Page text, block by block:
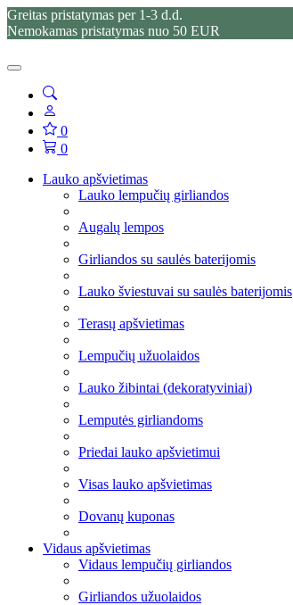
Greitas pristatymas per 1-3 d.d.
Nemokamas pristatymas nuo 50 EUR
0
0
Lauko apšvietimas
Lauko lempučių girliandos
Augalų lempos
Girliandos su saulės baterijomis
Lauko šviestuvai su saulės baterijomis
Terasų apšvietimas
Lempučių užuolaidos
Lauko žibintai (dekoratyviniai)
Lemputės girliandoms
Priedai lauko apšvietimui
Visas lauko apšvietimas
Dovanų kuponas
Vidaus apšvietimas
Vidaus lempučių girliandos
Girliandos užuolaidos